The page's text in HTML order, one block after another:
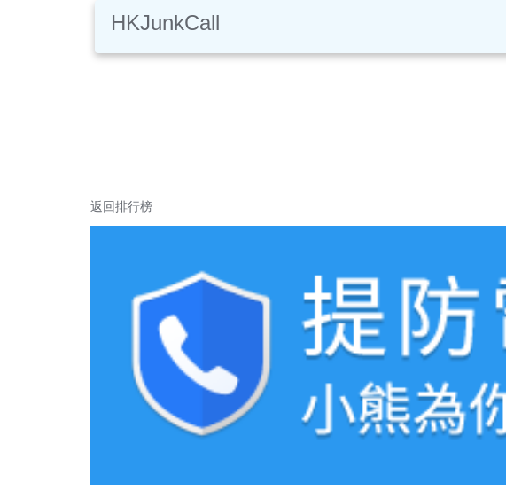
HKJunkCall
返回排行榜